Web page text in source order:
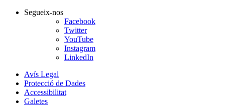
Segueix-nos
Facebook
Twitter
YouTube
Instagram
LinkedIn
Avís Legal
Protecció de Dades
Accessibilitat
Galetes